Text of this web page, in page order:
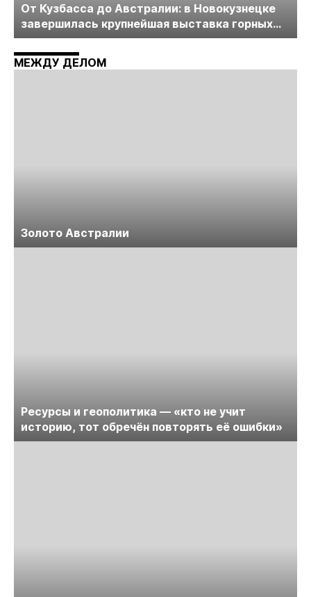
От Кузбасса до Австралии: в Новокузнецке
завершилась крупнейшая выставка горных
технологий «Недра России. Уголь России и
Майнинг»
МЕЖДУ ДЕЛОМ
Золото Австралии
Ресурсы и геополитика — «кто не учит
историю, тот обречён повторять её ошибки»